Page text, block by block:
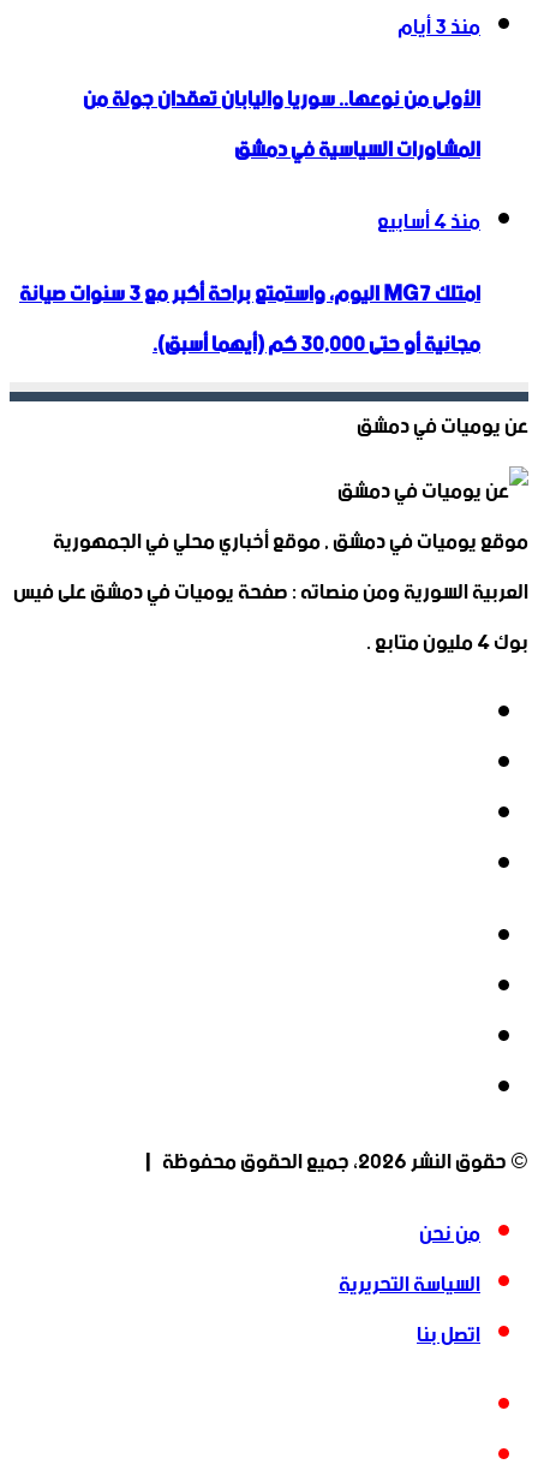
منذ 3 أيام
الأولى من نوعها.. سوريا واليابان تعقدان جولة من
المشاورات السياسية في دمشق
منذ 4 أسابيع
امتلك MG7 اليوم، واستمتع براحة أكبر مع 3 سنوات صيانة
مجانية أو حتى 30,000 كم (أيهما أسبق).
عن يوميات في دمشق
موقع يوميات في دمشق , موقع أخباري محلي في الجمهورية
العربية السورية ومن منصاته : صفحة يوميات في دمشق على فيس
بوك 4 مليون متابع .
© حقوق النشر 2026، جميع الحقوق محفوظة |
من نحن
السياسة التحريرية
اتصل بنا